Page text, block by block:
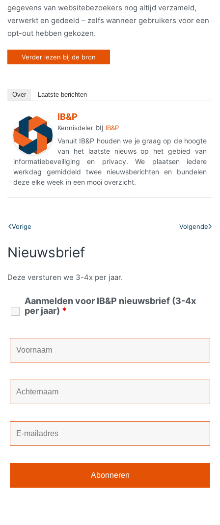
gegevens van websitebezoekers nog altijd verzameld,
verwerkt en gedeeld – zelfs wanneer gebruikers voor een
opt-out hebben gekozen.
Verder lezen bij de bron
Over Laatste berichten
IB&P
Kennisdeler bij IB&P
Vanuit IB&P houden we je graag op de hoogte
van het laatste nieuws op het gebied van
informatiebeveiliging en privacy. We plaatsen iedere
werkdag gemiddeld twee nieuwsberichten en bundelen
deze elke week in een mooi overzicht.
Vorige Volgende
Nieuwsbrief
Deze versturen we 3-4x per jaar.
Aanmelden voor IB&P nieuwsbrief (3-4x
per jaar) *